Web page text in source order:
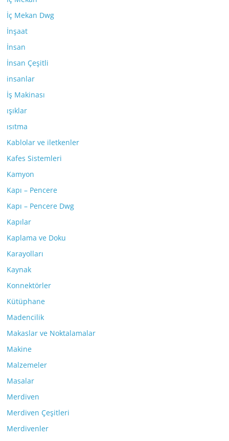
İç Mekan Dwg
İnşaat
İnsan
İnsan Çeşitli
insanlar
İş Makinası
ışıklar
ısıtma
Kablolar ve iletkenler
Kafes Sistemleri
Kamyon
Kapı – Pencere
Kapı – Pencere Dwg
Kapılar
Kaplama ve Doku
Karayolları
Kaynak
Konnektörler
Kütüphane
Madencilik
Makaslar ve Noktalamalar
Makine
Malzemeler
Masalar
Merdiven
Merdiven Çeşitleri
Merdivenler